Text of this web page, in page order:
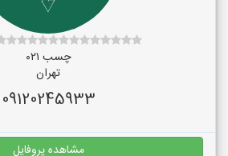
چسب ۰۲۱
تهران
09120245933
مشاهده پروفایل